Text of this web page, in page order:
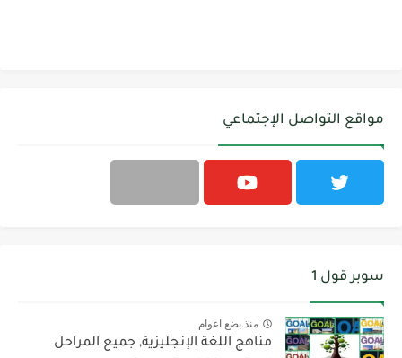
مواقع التواصل الإجتماعي
سوبر قول 1
منذ بضع اعوام
مناهج اللغة الإنجليزية, جميع المراحل